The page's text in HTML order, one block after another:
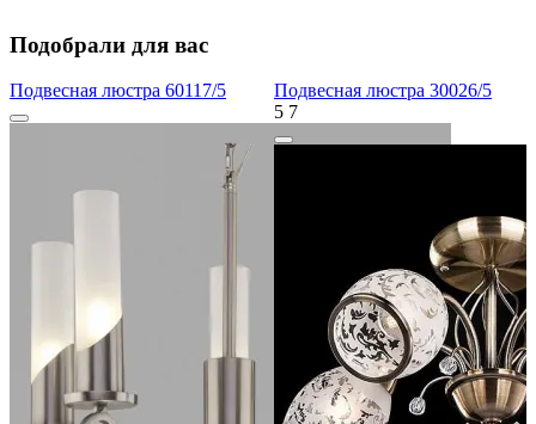
Подобрали для вас
Подвесная люстра 60117/5
Подвесная люстра 30026/5
5 7